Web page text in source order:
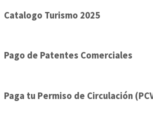
Catalogo Turismo 2025
Pago de Patentes Comerciales
Paga tu Permiso de Circulación